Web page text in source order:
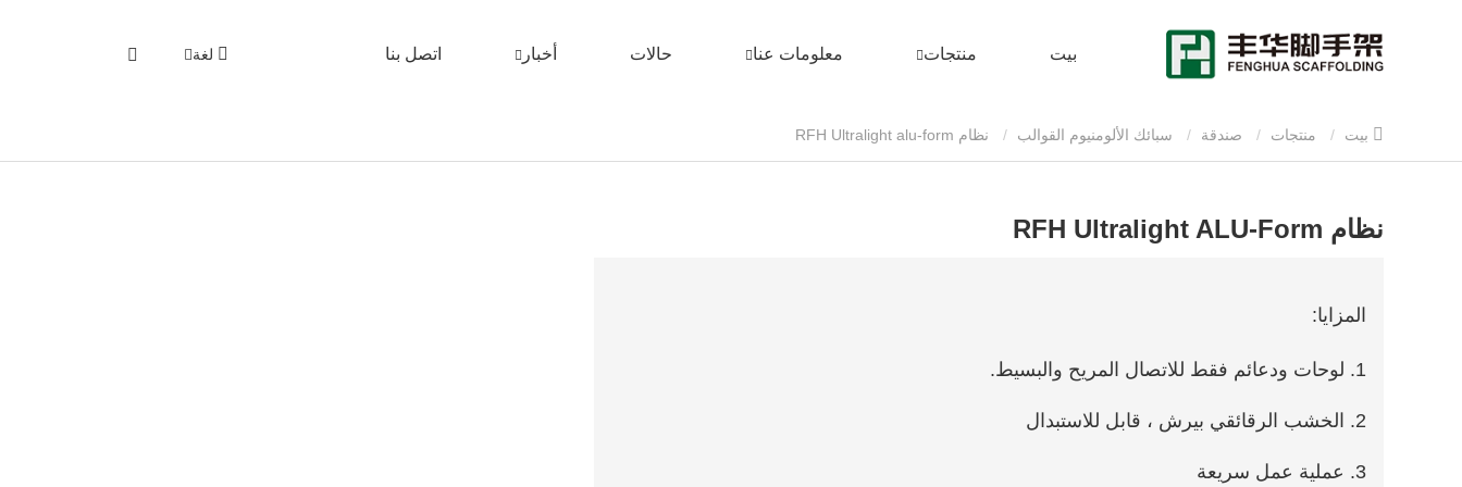
بيت منتجات معلومات عنا حالات أخبار اتصل بنا لغة
منتجات صندقة سبائك الألومنيوم القوالب
نظام RFH Ultralight ALU-Form
المزايا:
1. لوحات ودعائم فقط للاتصال المريح والبسيط.
2. الخشب الرقائقي بيرش ، قابل للاستبدال
3. عملية عمل سريعة